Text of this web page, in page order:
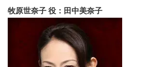
牧原世奈子 役：田中美奈子